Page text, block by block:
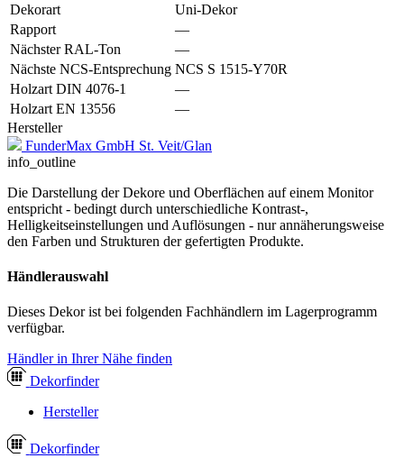
Dekorart
Uni-Dekor
Rapport
—
Nächster RAL-Ton
—
Nächste NCS-Entsprechung NCS S 1515-Y70R
Holzart DIN 4076-1
—
Holzart EN 13556
—
Hersteller
FunderMax GmbH St. Veit/Glan
info_outline
Die Darstellung der Dekore und Oberflächen auf einem Monitor
entspricht - bedingt durch unterschiedliche Kontrast-,
Helligkeitseinstellungen und Auflösungen - nur annäherungsweise
den Farben und Strukturen der gefertigten Produkte.
Händlerauswahl
Dieses Dekor ist bei folgenden Fachhändlern im Lagerprogramm
verfügbar.
Händler in Ihrer Nähe finden
Dekorfinder
Hersteller
Dekorfinder